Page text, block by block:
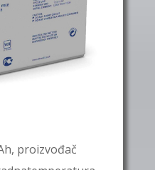
proizvođač